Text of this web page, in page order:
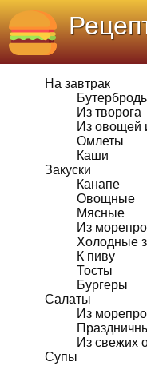
На завтрак
Из творога
Из овощей
Омлеты
Каши
Закуски
Канапе
Овощные
Мясные
Из
Холодные
К пиву
Тосты
Бургеры
Салаты
Из
Из свежих
Супы